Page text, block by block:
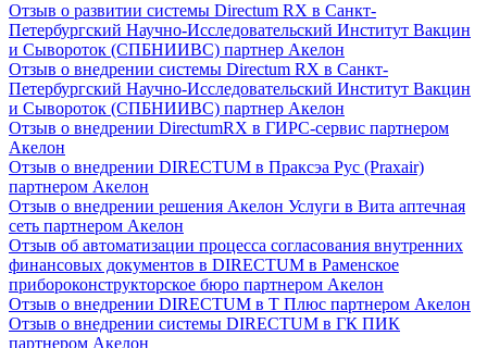
Отзыв о развитии системы Directum RX в Санкт-
Петербургский Научно-Исследовательский Институт Вакцин
и Сывороток (СПБНИИВС) партнер Акелон
Отзыв о внедрении системы Directum RX в Санкт-
Петербургский Научно-Исследовательский Институт Вакцин
и Сывороток (СПБНИИВС) партнер Акелон
Отзыв о внедрении DirectumRX в ГИРС-сервис партнером
Акелон
Отзыв о внедрении DIRECTUM в Праксэа Рус (Praxair)
партнером Акелон
Отзыв о внедрении решения Акелон Услуги в Вита аптечная
сеть партнером Акелон
Отзыв об автоматизации процесса согласования внутренних
финансовых документов в DIRECTUM в Раменское
прибороконструкторское бюро партнером Акелон
Отзыв о внедрении DIRECTUM в Т Плюс партнером Акелон
Отзыв о внедрении системы DIRECTUM в ГК ПИК
партнером Акелон